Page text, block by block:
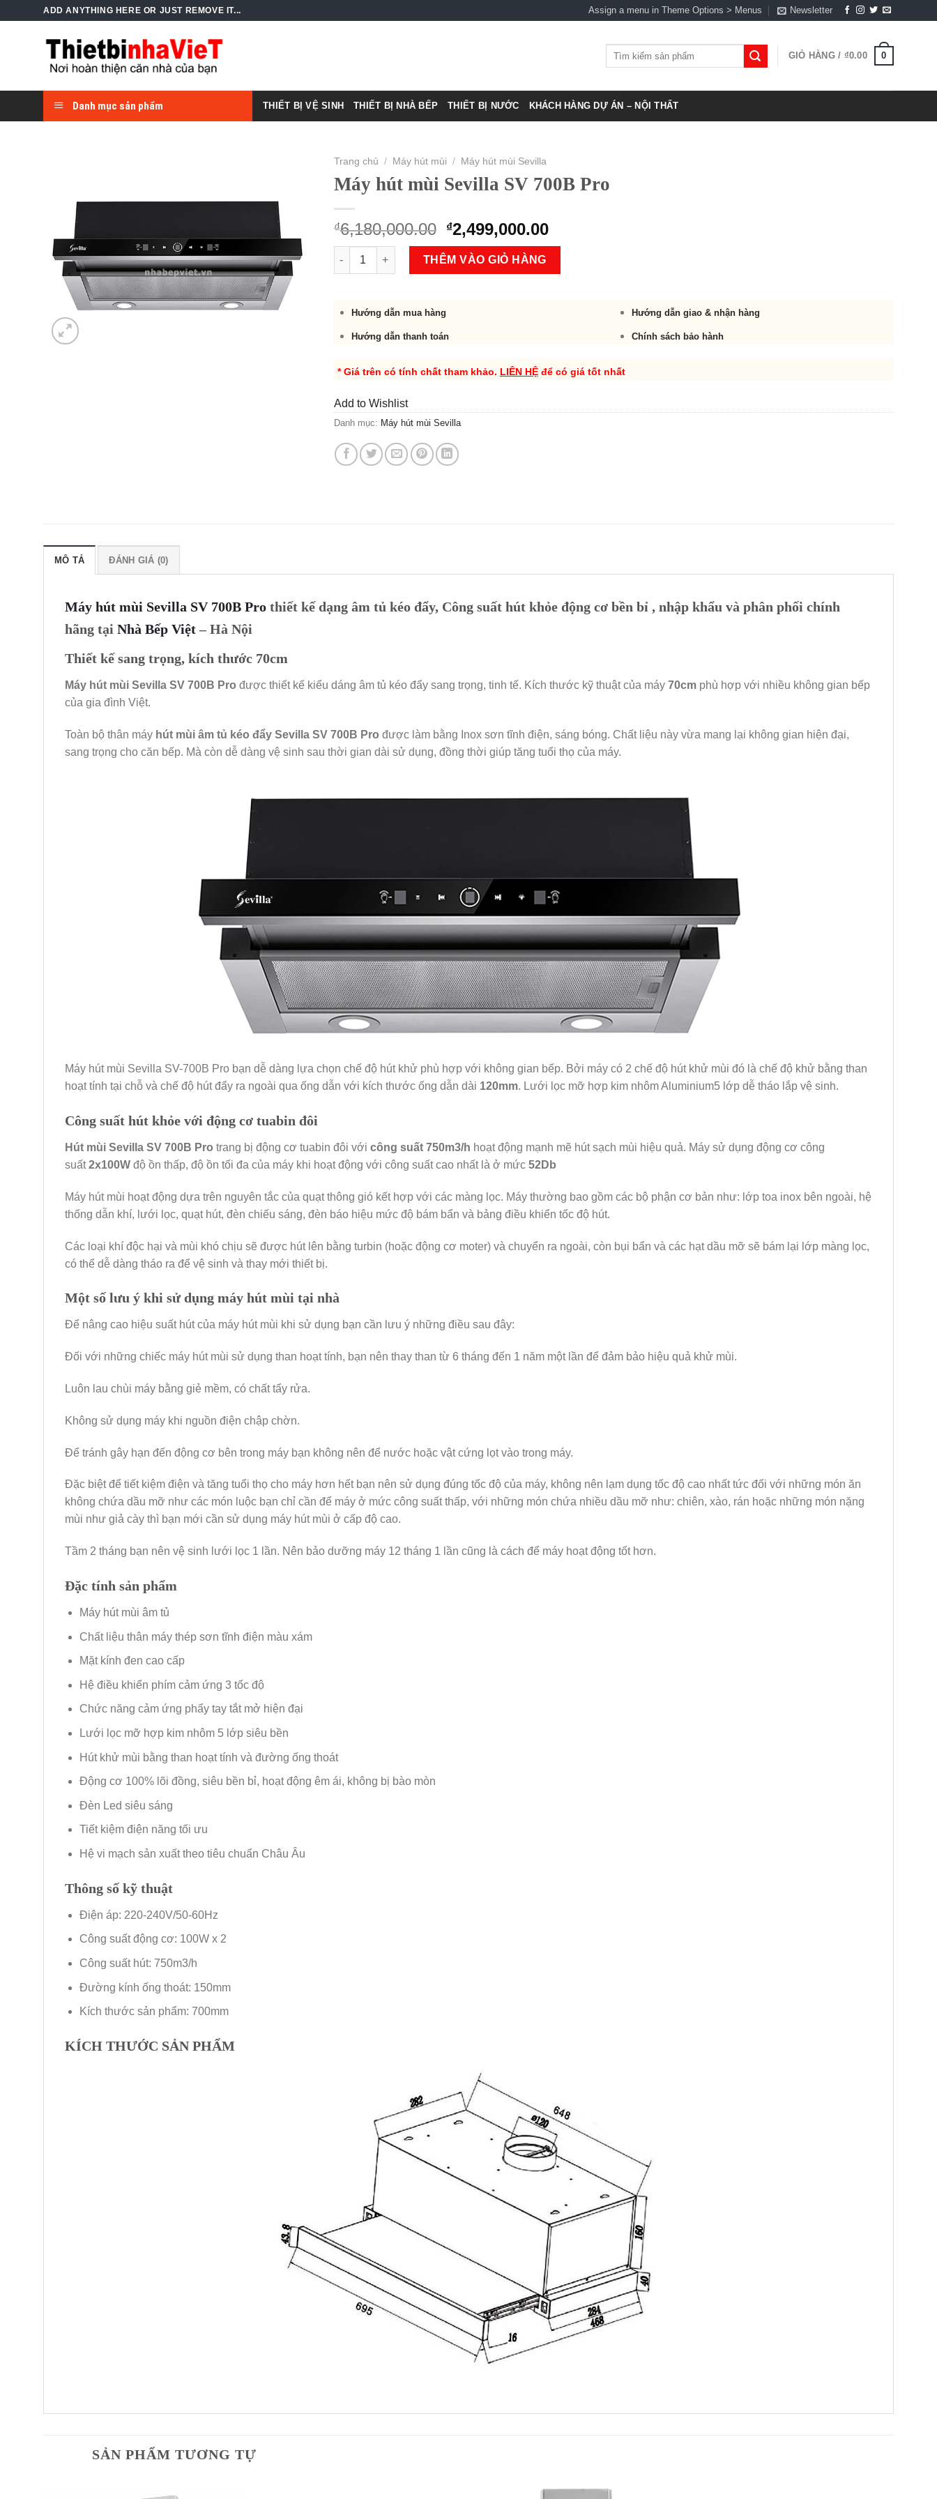
ADD ANYTHING HERE OR JUST REMOVE IT... Assign a menu in Theme Options > Menus Newsletter
GIỎ HÀNG / ₫0.00 0
Danh mục sản phẩm THIẾT BỊ VỆ SINH THIẾT BỊ NHÀ BẾP THIẾT BỊ NƯỚC KHÁCH HÀNG DỰ ÁN – NỘI THẤT
Wishlist
Trang chủ / Máy hút mùi / Máy hút mùi Sevilla
Máy hút mùi Sevilla SV 700B Pro
₫6,180,000.00 Original
price
was:
₫6,180,000.00.
₫2,499,000.00Current
price
₫2,499,000.00.
Máy hút mùi Sevilla SV 700B Pro số lượng
THÊM VÀO GIỎ HÀNG
Hướng dẫn mua hàng
Hướng dẫn thanh toán
Hướng dẫn giao & nhận hàng
Chính sách bảo hành
* Giá trên có tính chất tham khảo. LIÊN HỆđể có giá tốt nhất
Add to Wishlist
Danh mục: Máy hút mùi Sevilla
MÔ TẢ ĐÁNH GIÁ (0)
Máy hút mùi Sevilla SV 700B Pro thiết kế dạng âm tủ kéo đẩy, Công suất hút khỏe động cơ bền bỉ , nhập khẩu và phân phối chính
hãng tại Nhà Bếp Việt– Hà Nội
Thiết kế sang trọng, kích thước 70cm
Máy hút mùi Sevilla SV 700B Pro được thiết kế kiểu dáng âm tủ kéo đẩy sang trọng, tinh tế. Kích thước kỹ thuật của máy 70cm phù hợp với nhiều không gian bếp
của gia đình Việt.
Toàn bộ thân máy hút mùi âm tủ kéo đẩy Sevilla SV 700B Pro được làm bằng Inox sơn tĩnh điện, sáng bóng. Chất liệu này vừa mang lại không gian hiện đại,
sang trọng cho căn bếp. Mà còn dễ dàng vệ sinh sau thời gian dài sử dụng, đồng thời giúp tăng tuổi thọ của máy.
Máy hút mùi Sevilla SV-700B Pro bạn dễ dàng lựa chọn chế độ hút khử phù hợp với không gian bếp. Bởi máy có 2 chế độ hút khử mùi đó là chế độ khử bằng than
hoạt tính tại chỗ và chế độ hút đẩy ra ngoài qua ống dẫn với kích thước ống dẫn dài 120mm. Lưới lọc mỡ hợp kim nhôm Aluminium5 lớp dễ tháo lắp vệ sinh.
Công suất hút khỏe với động cơ tuabin đôi
Hút mùi Sevilla SV 700B Pro trang bị động cơ tuabin đôi với công suất 750m3/h hoạt động mạnh mẽ hút sạch mùi hiệu quả. Máy sử dụng động cơ công
suất2x100W độ ồn thấp, độ ồn tối đa của máy khi hoạt động với công suất cao nhất là ở mức 52Db
Máy hút mùi hoạt động dựa trên nguyên tắc của quạt thông gió kết hợp với các màng lọc. Máy thường bao gồm các bộ phận cơ bản như: lớp toa inox bên ngoài, hệ
thống dẫn khí, lưới lọc, quạt hút, đèn chiếu sáng, đèn báo hiệu mức độ bám bẩn và bảng điều khiển tốc độ hút.
Các loại khí độc hại và mùi khó chịu sẽ được hút lên bằng turbin (hoặc động cơ moter) và chuyển ra ngoài, còn bụi bẩn và các hạt dầu mỡ sẽ bám lại lớp màng lọc,
có thể dễ dàng tháo ra để vệ sinh và thay mới thiết bị.
Một số lưu ý khi sử dụng máy hút mùi tại nhà
Để nâng cao hiệu suất hút của máy hút mùi khi sử dụng bạn cần lưu ý những điều sau đây:
Đối với những chiếc máy hút mùi sử dụng than hoạt tính, bạn nên thay than từ 6 tháng đến 1 năm một lần để đảm bảo hiệu quả khử mùi.
Luôn lau chùi máy bằng giẻ mềm, có chất tẩy rửa.
Không sử dụng máy khi nguồn điện chập chờn.
Để tránh gây hạn đến động cơ bên trong máy bạn không nên để nước hoặc vật cứng lọt vào trong máy.
Đặc biệt để tiết kiệm điện và tăng tuổi thọ cho máy hơn hết bạn nên sử dụng đúng tốc độ của máy, không nên lạm dụng tốc độ cao nhất tức đối với những món ăn
không chứa dầu mỡ như các món luộc bạn chỉ cần để máy ở mức công suất thấp, với những món chứa nhiều dầu mỡ như: chiên, xào, rán hoặc những món nặng
mùi như giả cày thì bạn mới cần sử dụng máy hút mùi ở cấp độ cao.
Tầm 2 tháng bạn nên vệ sinh lưới lọc 1 lần. Nên bảo dưỡng máy 12 tháng 1 lần cũng là cách để máy hoạt động tốt hơn.
Đặc tính sản phẩm
Máy hút mùi âm tủ
Chất liệu thân máy thép sơn tĩnh điện màu xám
Mặt kính đen cao cấp
Hệ điều khiển phím cảm ứng 3 tốc độ
Chức năng cảm ứng phẩy tay tắt mở hiện đại
Lưới lọc mỡ hợp kim nhôm 5 lớp siêu bền
Hút khử mùi bằng than hoạt tính và đường ống thoát
Động cơ 100% lõi đồng, siêu bền bỉ, hoạt động êm ái, không bị bào mòn
Đèn Led siêu sáng
Tiết kiệm điện năng tối ưu
Hệ vi mạch sản xuất theo tiêu chuẩn Châu Âu
Thông số kỹ thuật
Điện áp: 220-240V/50-60Hz
Công suất động cơ: 100W x 2
Công suất hút: 750m3/h
Đường kính ống thoát: 150mm
Kích thước sản phẩm: 700mm
KÍCH THƯỚC SẢN PHẨM
SẢN PHẨM TƯƠNG TỰ